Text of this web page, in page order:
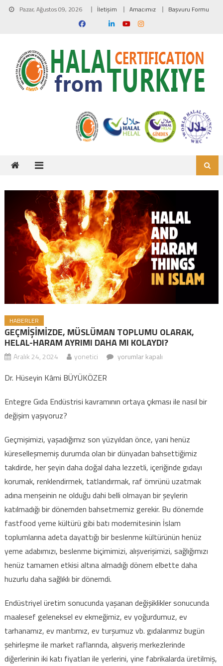
Skip to content
Pazar, Ağustos 09, 2026 İletişim Amacımız Başvuru Formu
HABERLER
GEÇMİŞİMİZDE, MÜSLÜMAN TOPLUMU OLARAK,
HELAL-HARAM AYRIMI DAHA MI KOLAYDI?
Aralık 24, 2024 yonetici
GEÇMİŞİMİZDE, MÜSLÜMAN
yorumlar kapalı
Dr. Hüseyin Kâmi BÜYÜKÖZER
Entegre Gıda Endüstrisi kavramının ortaya çıkması ile nasıl bir
değişim yaşıyoruz?
Geçmişimizi, yaşadığımız son yüzyıldan önce, yani henüz
küreselleşmemiş durumda olan bir dünyadan bahsettiğimiz
takdirde, her şeyin daha doğal daha lezzetli, içeriğinde gıdayı
korumak, renklendirmek, tatlandırmak, raf ömrünü uzatmak
adına menşeinin ne olduğu dahi belli olmayan bir şeylerin
katılmadığı bir dönemden bahsetmemiz gerekir. Bu dönemde
fastfood yeme kültürü gibi batı modernitesinin İslam
toplumlarına adeta dayattığı bir beslenme kültürünün henüz
yeme adabımızı, beslenme biçimimizi, alışverişimizi, sağlığımızı
henüz tamamen etkisi altına almadığı dönem elbette daha
huzurlu daha sağlıklı bir dönemdi.
Endüstriyel üretim sonucunda yaşanan değişiklikler sonucunda
maalesef geleneksel ev ekmeğimiz, ev yoğurdumuz, ev
tarhanamız, ev mantımız, ev turşumuz vb. gıdalarımız bugün
şehirleşme ile market raflarında, alışveriş merkezlerinde
diğerlerinin iki katı fiyatları ile yerlerini, yine fabrikalarda üretilmiş,